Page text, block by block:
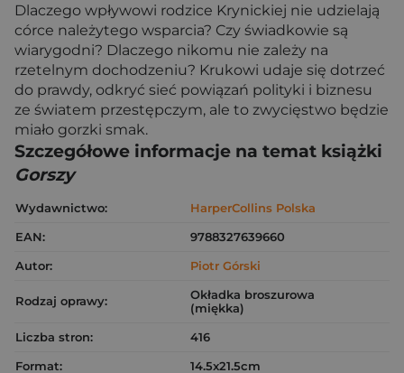
Dlaczego wpływowi rodzice Krynickiej nie udzielają
córce należytego wsparcia? Czy świadkowie są
wiarygodni? Dlaczego nikomu nie zależy na
rzetelnym dochodzeniu? Krukowi udaje się dotrzeć
do prawdy, odkryć sieć powiązań polityki i biznesu
ze światem przestępczym, ale to zwycięstwo będzie
miało gorzki smak.
Szczegółowe informacje na temat książki
Gorszy
Wydawnictwo:
HarperCollins Polska
EAN:
9788327639660
Autor:
Piotr Górski
Rodzaj oprawy:
Okładka broszurowa
(miękka)
Liczba stron:
416
Format:
14.5x21.5cm